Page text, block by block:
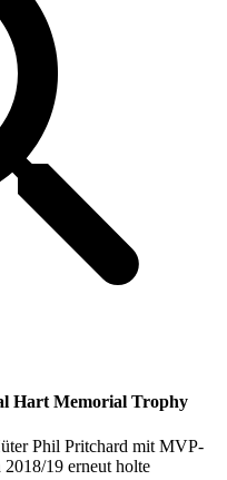
Hart Memorial Trophy
Phil Pritchard mit MVP-
2018/19 erneut holte